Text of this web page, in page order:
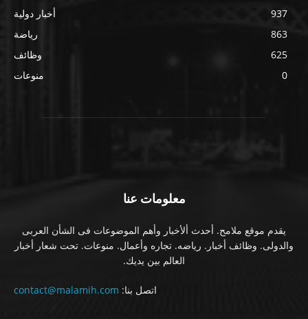
أخبار دولية
937
رياضة
863
وظائف
625
منوعات
0
معلومات عنا
يقدم موقع ملامح. أحدث ألأخبار وأهم الموضوعات فى الشأن العربى
والدولى. وظائف أخبار. رياضه. تجاره وأعمال. منوعات. تحت شعار أخبار
العالم بين يديك.
اتصل بنا: contact@malamih.com